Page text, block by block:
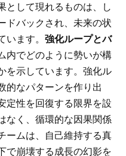
として現れるものは、し
ドバックされ、未来の状
ます。 強化ループとバ
内でどのように勢いが構
を示しています。強化ル
的なパターンを作り出
定性を回復する限界を設
なく、循環的な因果関係
ームは、自己維持する真
で崩壊する成長の幻影を